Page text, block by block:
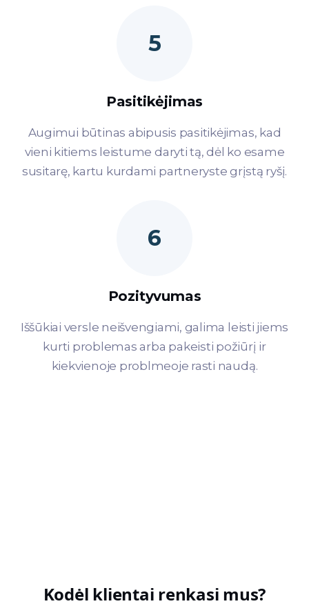
5
Pasitikėjimas
Augimui būtinas abipusis pasitikėjimas, kad
vieni kitiems leistume daryti tą, dėl ko esame
susitarę, kartu kurdami partneryste grįstą ryšį.
6
Pozityvumas
Iššūkiai versle neišvengiami, galima leisti jiems
kurti problemas arba pakeisti požiūrį ir
kiekvienoje problmeoje rasti naudą.
Kodėl klientai renkasi mus?